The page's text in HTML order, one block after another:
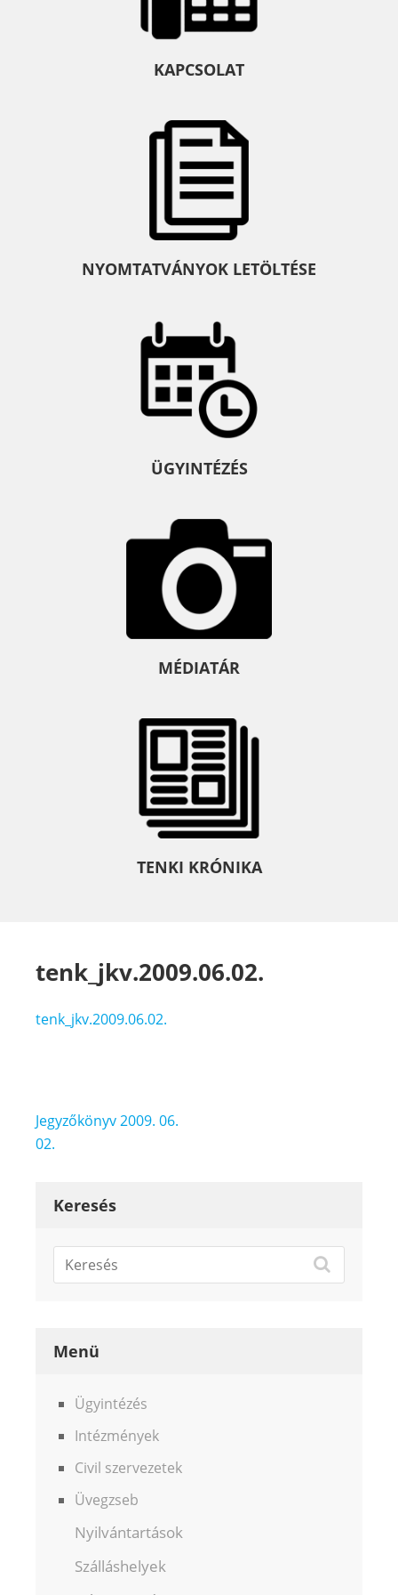
KAPCSOLAT
NYOMTATVÁNYOK LETÖLTÉSE
ÜGYINTÉZÉS
MÉDIATÁR
TENKI KRÓNIKA
tenk_jkv.2009.06.02.
tenk_jkv.2009.06.02.
Bejegyzés
navigáció
Jegyzőkönyv 2009. 06.
02.
Keresés
Menü
Ügyintézés
Intézmények
Civil szervezetek
Üvegzseb
Nyilvántartások
Szálláshelyek